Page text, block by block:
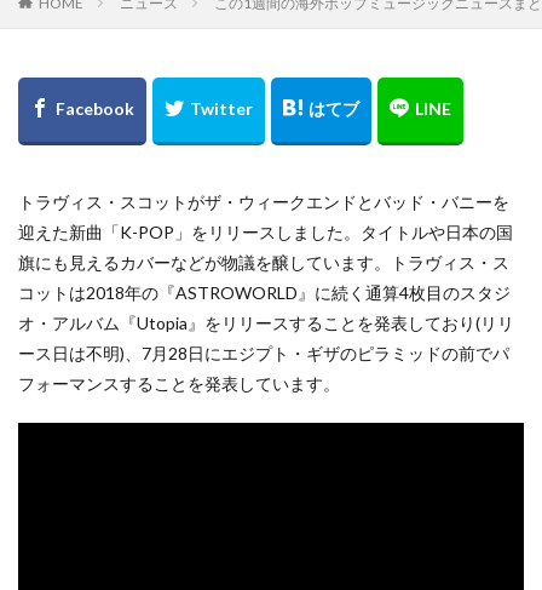
トラヴィス・スコットがザ・ウィークエンドとバッド・バニーを
迎えた新曲「K-POP」をリリースしました。タイトルや日本の国
旗にも見えるカバーなどが物議を醸しています。トラヴィス・ス
コットは2018年の『‎ASTROWORLD』に続く通算4枚目のスタジ
オ・アルバム『Utopia』をリリースすることを発表しており(リリ
ース日は不明)、7月28日にエジプト・ギザのピラミッドの前でパ
フォーマンスすることを発表しています。